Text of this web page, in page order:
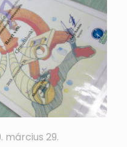
március 29.